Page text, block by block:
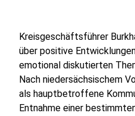
Kreisgeschäftsführer
über positive
emotional diskutierten
Nach niedersächsischem
als hauptbetroffene
Entnahme einer